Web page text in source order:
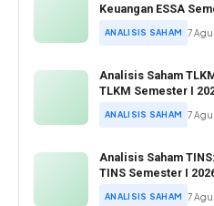
Keuangan ESSA
ANALISIS SAHAM 7 Agu
Analisis Saham
TLKM Semester I
ANALISIS SAHAM 7 Agu
Analisis Saham
TINS Semester I
ANALISIS SAHAM 7 Agu